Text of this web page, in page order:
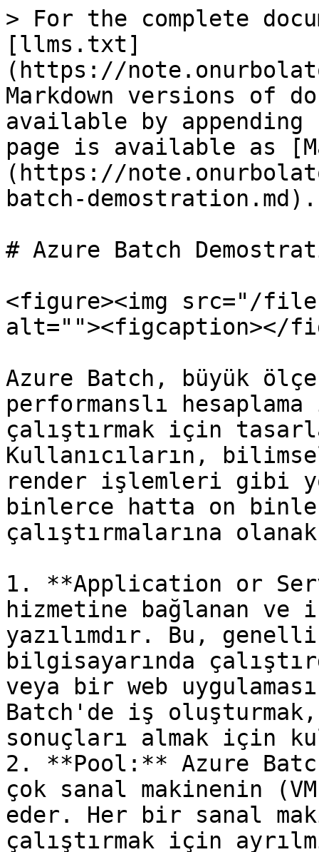
> For the complete
[llms.txt]
(https://
Markdown versions of
available by
page is available as
(https://
batch-demostration.md).
# Azure Batch
<figure><img src="/
alt=""><figcaption></
Azure Batch, büyük
performanslı
çalıştırmak için
Kullanıcıların,
render işlemleri gibi
binlerce hatta on
çalıştırmalarına
1. **Application or
hizmetine bağlanan
yazılımdır. Bu,
bilgisayarında
veya bir web
Batch'de iş
sonuçları almak için
2. **Pool:** Azure
çok sanal makinenin
eder. Her bir sanal
çalıştırmak için